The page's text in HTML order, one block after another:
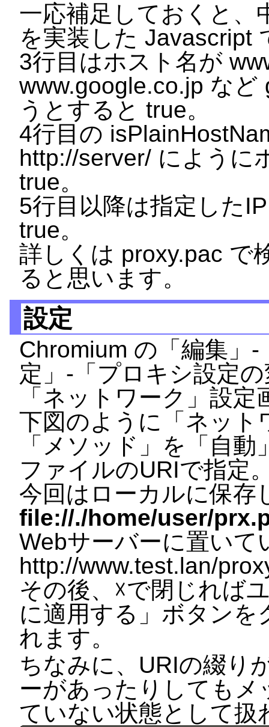
一応補足しておくと、
を実装した Javascript
3行目はホスト名が
www.google.co.jp な
うとすると true。
4行目の
http://server/ にように
true。
5行目以降は指定した
true。
詳しくは proxy.pac で
ると思います。
設定
Chromium の「編集」
定」-「プロキシ設定
「ネットワーク」設
下図のように「ネット
「メソッド」を「自
ファイルのURIで指定
今回はローカルに保存
file://./home/user/
Webサーバーに置いて
http://www.test.lan/
その後、☓で閉じれば
に適用する」ボタン
れます。
ちなみに、URIの綴り
ーがあったりしても
ていない状態として扱